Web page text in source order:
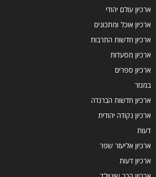
ארכיון עולם יהודי
ארכיון אוכל ומתכונים
ארכיון חדשות התרבות
ארכיון מסעדות
ארכיון ספרים
במגזר
ארכיון חדשות הברנז'ה
ארכיון נקודה יהודית
דעות
ארכיון אליעזר שפר
ארכיון דעות